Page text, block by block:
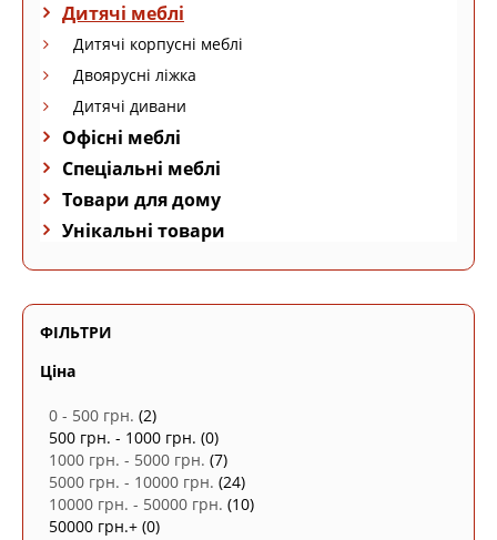
Дитячі меблі
Дитячі корпусні меблі
Двоярусні ліжка
Дитячі дивани
Офісні меблі
Спеціальні меблі
Товари для дому
Унікальні товари
ФІЛЬТРИ
Ціна
0 - 500 грн. (2)
500 грн. - 1000 грн. (0)
1000 грн. - 5000 грн. (7)
5000 грн. - 10000 грн. (24)
10000 грн. - 50000 грн. (10)
50000 грн.+ (0)